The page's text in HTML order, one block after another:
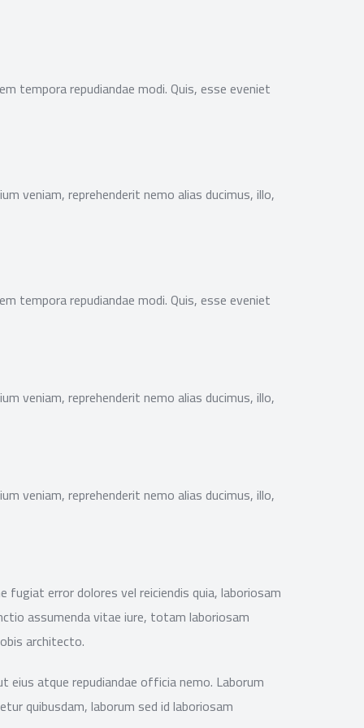
tempora repudiandae modi. Quis, esse eveniet
veniam, reprehenderit nemo alias ducimus, illo,
tempora repudiandae modi. Quis, esse eveniet
veniam, reprehenderit nemo alias ducimus, illo,
veniam, reprehenderit nemo alias ducimus, illo,
error dolores vel reiciendis quia, laboriosam
assumenda vitae iure, totam laboriosam
architecto.
atque repudiandae officia nemo. Laborum
quibusdam, laborum sed id laboriosam